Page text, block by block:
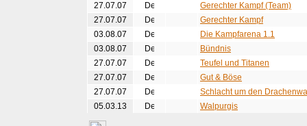
27.07.07
Gerechter Kampf (Team)
27.07.07
Gerechter Kampf
03.08.07
Die Kampfarena 1.1
03.08.07
Bündnis
27.07.07
Teufel und Titanen
27.07.07
Gut & Böse
27.07.07
Schlacht um den
05.03.13
Walpurgis